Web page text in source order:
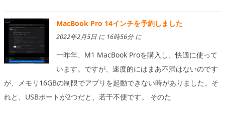
MacBook Pro 14インチを予約しました
2022年2月5日 に 16時56分 に
一昨年、M1 MacBook Proを購入し、快適に使って
います。ですが、速度的にはまあ不満はないのです
が、メモリ16GBの制限でアプリを起動できない時がありました。そ
れと、USBポートが2つだと、若干不便です。 そのた